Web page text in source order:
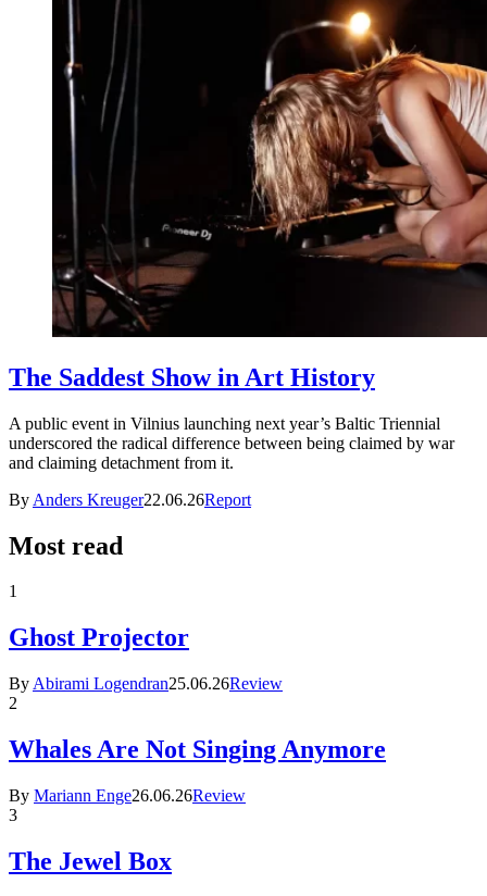
The Saddest Show in Art History
A public event in Vilnius launching next year’s Baltic Triennial
underscored the radical difference between being claimed by war
and claiming detachment from it.
By Anders Kreuger22.06.26Report
Most read
1
Ghost Projector
By Abirami Logendran25.06.26Review
2
Whales Are Not Singing Anymore
By Mariann Enge26.06.26Review
3
The Jewel Box